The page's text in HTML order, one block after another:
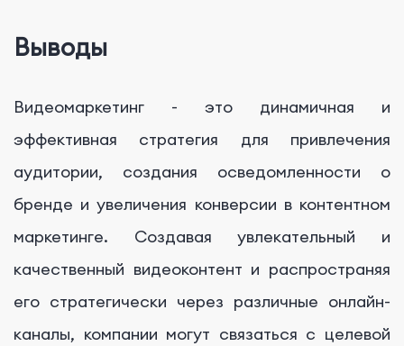
Выводы
Видеомаркетинг - это динамичная и
эффективная стратегия для привлечения
аудитории, создания осведомленности о
бренде и увеличения конверсии в контентном
маркетинге. Создавая увлекательный и
качественный видеоконтент и распространяя
его стратегически через различные онлайн-
каналы, компании могут связаться с целевой